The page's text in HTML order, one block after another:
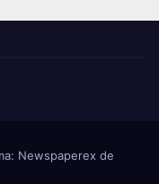
Newspaperex de